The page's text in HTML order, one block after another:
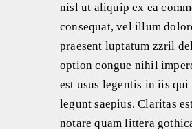
nisl ut aliquip ex ea
consequat, vel illum
praesent luptatum zzril
option congue nihil
est usus legentis in iis
legunt saepius. Claritas
notare quam littera